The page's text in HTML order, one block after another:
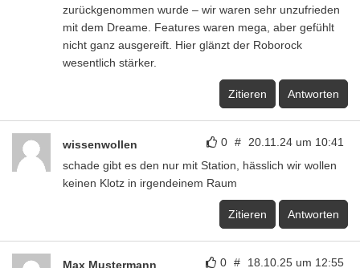
zurückgenommen wurde – wir waren sehr unzufrieden
mit dem Dreame. Features waren mega, aber gefühlt
nicht ganz ausgereift. Hier glänzt der Roborock
wesentlich stärker.
Zitieren Antworten
0 # 20.11.24 um 10:41
wissenwollen
schade gibt es den nur mit Station, hässlich wir wollen
keinen Klotz in irgendeinem Raum
Zitieren Antworten
0 # 18.10.25 um 12:55
Max Mustermann